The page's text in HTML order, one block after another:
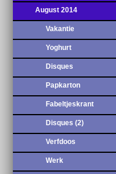
August 2014
Vakantie
Yoghurt
Disques
Papkarton
Fabeltjeskrant
Disques (2)
Verfdoos
Werk